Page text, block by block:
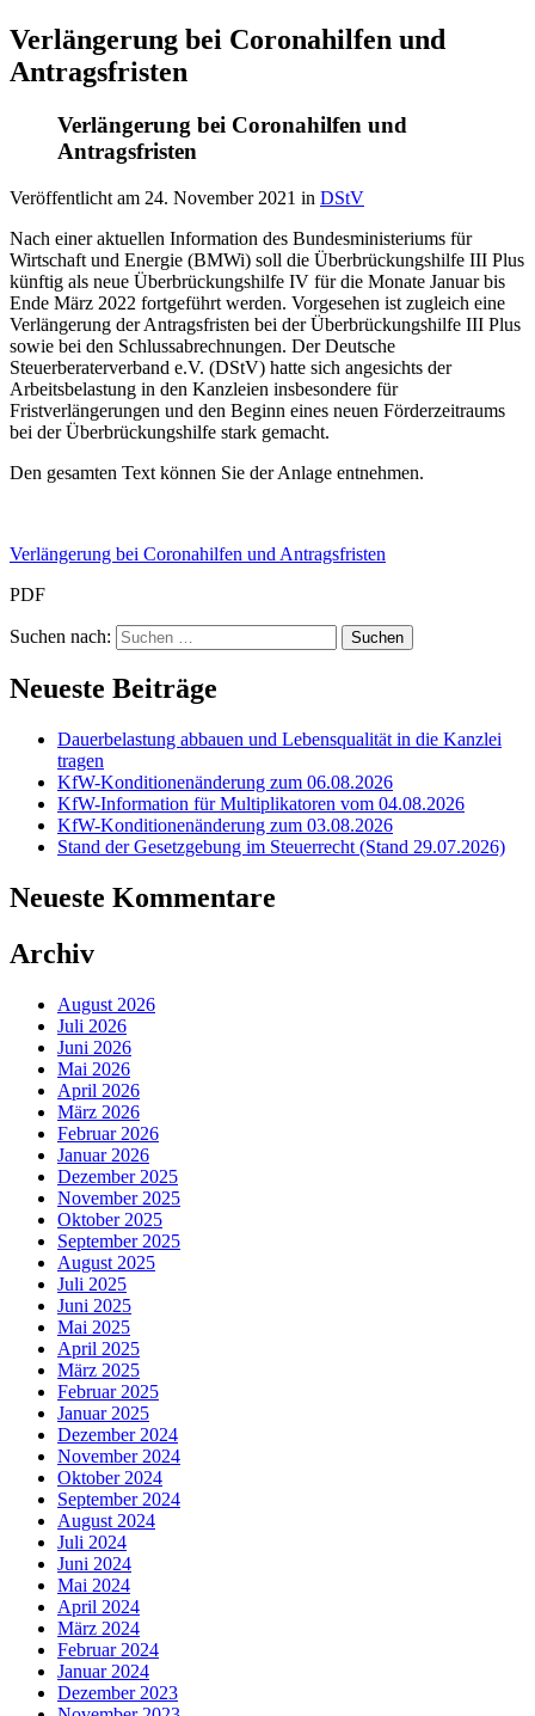
Verlängerung bei Coronahilfen und
Antragsfristen
Verlängerung bei Coronahilfen und
Antragsfristen
Veröffentlicht am 24. November 2021 in DStV
Nach einer aktuellen Information des Bundesministeriums für
Wirtschaft und Energie (BMWi) soll die Überbrückungshilfe III Plus
künftig als neue Überbrückungshilfe IV für die Monate Januar bis
Ende März 2022 fortgeführt werden. Vorgesehen ist zugleich eine
Verlängerung der Antragsfristen bei der Überbrückungshilfe III Plus
sowie bei den Schlussabrechnungen. Der Deutsche
Steuerberaterverband e.V. (DStV) hatte sich angesichts der
Arbeitsbelastung in den Kanzleien insbesondere für
Fristverlängerungen und den Beginn eines neuen Förderzeitraums
bei der Überbrückungshilfe stark gemacht.
Den gesamten Text können Sie der Anlage entnehmen.
Verlängerung bei Coronahilfen und Antragsfristen
PDF
Suchen nach:
Neueste Beiträge
Dauerbelastung abbauen und Lebensqualität in die Kanzlei
tragen
KfW-Konditionenänderung zum 06.08.2026
KfW-Information für Multiplikatoren vom 04.08.2026
KfW-Konditionenänderung zum 03.08.2026
Stand der Gesetzgebung im Steuerrecht (Stand 29.07.2026)
Neueste Kommentare
Archiv
August 2026
Juli 2026
Juni 2026
Mai 2026
April 2026
März 2026
Februar 2026
Januar 2026
Dezember 2025
November 2025
Oktober 2025
September 2025
August 2025
Juli 2025
Juni 2025
Mai 2025
April 2025
März 2025
Februar 2025
Januar 2025
Dezember 2024
November 2024
Oktober 2024
September 2024
August 2024
Juli 2024
Juni 2024
Mai 2024
April 2024
März 2024
Februar 2024
Januar 2024
Dezember 2023